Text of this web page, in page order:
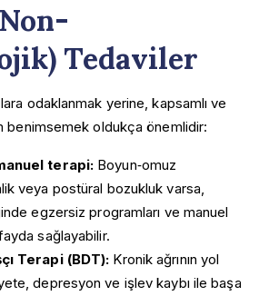
Tedaviler
odaklanmak yerine, kapsamlı ve
benimsemek oldukça önemlidir:
terapi: Boyun‐omuz
veya postüral bozukluk varsa,
egzersiz programları ve manuel
sağlayabilir.
Terapi (BDT): Kronik ağrının yol
depresyon ve işlev kaybı ile başa